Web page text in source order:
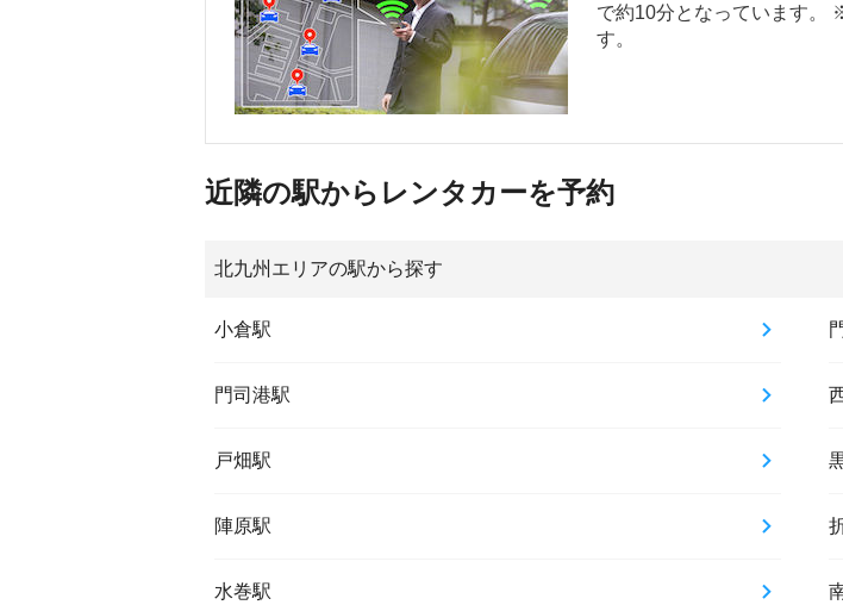
で約10分となっています。
す。
近隣の駅からレンタカーを予約
北九州エリアの駅から探す
小倉駅
門司港駅
戸畑駅
陣原駅
水巻駅